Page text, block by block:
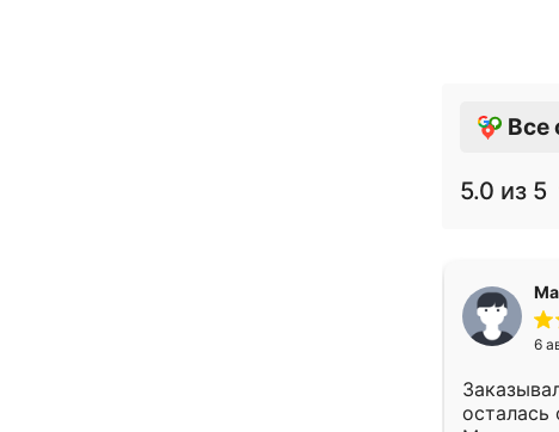
Все
5.0 из 5
6
осталась